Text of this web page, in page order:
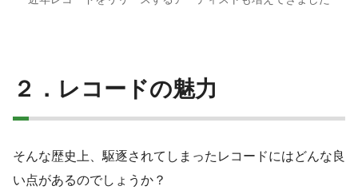
２．レコードの魅力
そんな歴史上、駆逐されてしまったレコードにはどんな良
い点があるのでしょうか？